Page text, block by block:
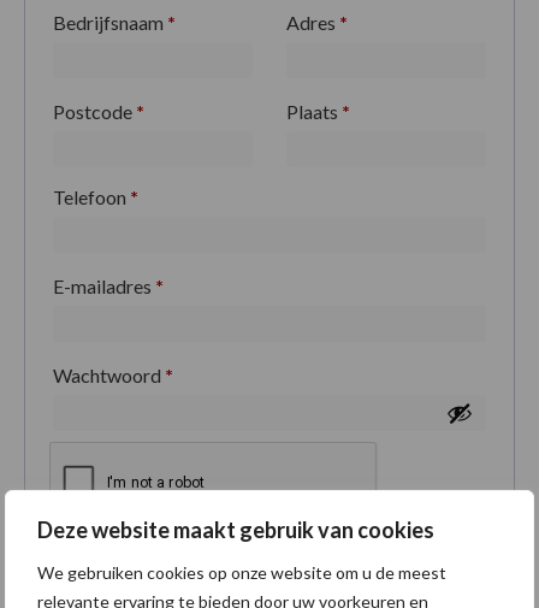
Deze website maakt gebruik van cookies
We gebruiken cookies op onze website om u de meest
relevante ervaring te bieden door uw voorkeuren en
Bedrijfsnaam * Adres *
Postcode * Plaats *
Telefoon *
E-mailadres *
Wachtwoord *
Je persoonlijke gegevens worden gebruikt om je
ervaring op deze site te ondersteunen, om toegang